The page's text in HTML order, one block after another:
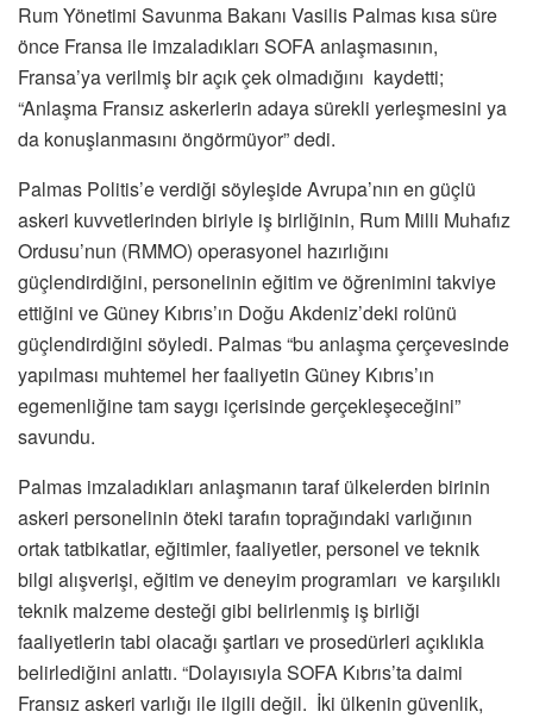
Rum Yönetimi Savunma Bakanı Vasilis Palmas kısa süre
önce Fransa ile imzaladıkları SOFA anlaşmasının,
Fransa’ya verilmiş bir açık çek olmadığını kaydetti;
“Anlaşma Fransız askerlerin adaya sürekli yerleşmesini ya
da konuşlanmasını öngörmüyor” dedi.
Palmas Politis’e verdiği söyleşide Avrupa’nın en güçlü
askeri kuvvetlerinden biriyle iş birliğinin, Rum Milli Muhafız
Ordusu’nun (RMMO) operasyonel hazırlığını
güçlendirdiğini, personelinin eğitim ve öğrenimini takviye
ettiğini ve Güney Kıbrıs’ın Doğu Akdeniz’deki rolünü
güçlendirdiğini söyledi. Palmas “bu anlaşma çerçevesinde
yapılması muhtemel her faaliyetin Güney Kıbrıs’ın
egemenliğine tam saygı içerisinde gerçekleşeceğini”
savundu.
Palmas imzaladıkları anlaşmanın taraf ülkelerden birinin
askeri personelinin öteki tarafın toprağındaki varlığının
ortak tatbikatlar, eğitimler, faaliyetler, personel ve teknik
bilgi alışverişi, eğitim ve deneyim programları ve karşılıklı
teknik malzeme desteği gibi belirlenmiş iş birliği
faaliyetlerin tabi olacağı şartları ve prosedürleri açıklıkla
belirlediğini anlattı. “Dolayısıyla SOFA Kıbrıs’ta daimi
Fransız askeri varlığı ile ilgili değil. İki ülkenin güvenlik,